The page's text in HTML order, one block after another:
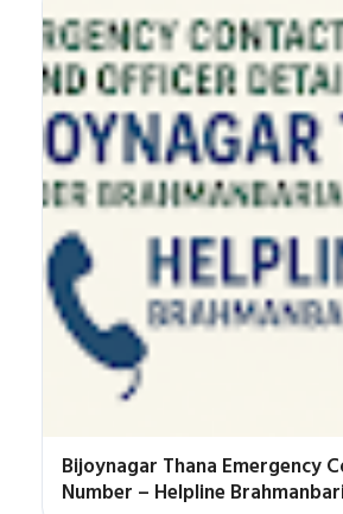
Bijoynagar Thana Emergency
Number – Helpline